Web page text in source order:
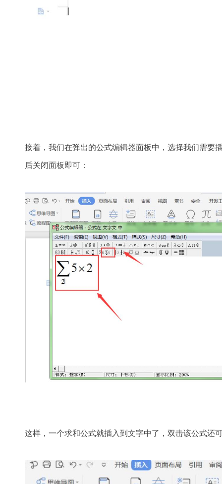
接着，我们在弹出的公式编辑器面板中，选择我们需要
后关闭面板即可：
这样，一个求和公式就插入到文字中了，双击该公式还